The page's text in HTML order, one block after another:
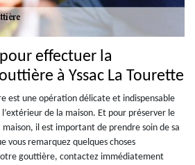
effectuer la
à Yssac La Tourette
est une opération délicate et indispensable
de la maison. Et pour préserver le
il est important de prendre soin de sa
vous remarquez quelques choses
gouttière, contactez immédiatement